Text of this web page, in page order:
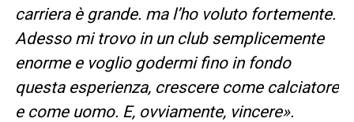
carriera è grande. ma l’ho voluto fortemente.
Adesso mi trovo in un club semplicemente
enorme e voglio godermi fino in fondo
questa esperienza, crescere come calciatore
e come uomo. E, ovviamente, vincere».